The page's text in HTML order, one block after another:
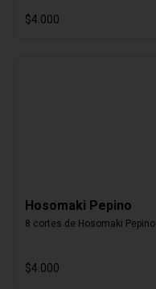
$4.000
Hosomaki Pepino
8 cortes de Hosomaki Pepino
$4.000